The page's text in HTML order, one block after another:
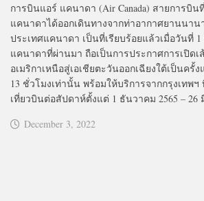
การบินแอร์ แคนาดา (Air Canada) สายการบิ
แคนาดาได้ออกเดินทางจากท่าอากาศยานนาน
ประเทศแคนาดา เป็นที่เรียบร้อยแล้วเมื่อวันที่
แคนาดาที่ผ่านมา ถือเป็นการประกาศการเปิด
อเมริกาเหนือสู่เอเชียตะวันออกเฉียงใต้เป็นครั้ง
13 ชั่วโมงเท่านั้น พร้อมให้บริการจากกรุงเทพ
เที่ยวบินต่อสัปดาห์ตั้งแต่ 1 ธันวาคม 2565 – 26
December 3, 2022